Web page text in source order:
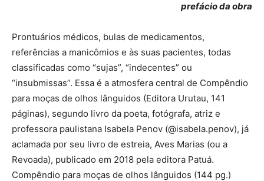
prefácio da obra
Prontuários médicos, bulas de medicamentos,
referências a manicômios e às suas pacientes, todas
classificadas como “sujas”, “indecentes” ou
“insubmissas”. Essa é a atmosfera central de Compêndio
para moças de olhos lânguidos (Editora Urutau, 141
páginas), segundo livro da poeta, fotógrafa, atriz e
professora paulistana Isabela Penov (@isabela.penov), já
aclamada por seu livro de estreia, Aves Marias (ou a
Revoada), publicado em 2018 pela editora Patuá.
Compêndio para moças de olhos lânguidos (144 pg.)